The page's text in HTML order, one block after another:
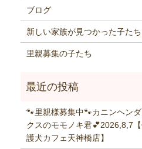
ブログ
新しい家族が見つかった子たち
里親募集の子たち
🐾里親様募集中🐾カニンヘンダ
クスのモモノキ君💕2026,8,7
護犬カフェ天神橋店】